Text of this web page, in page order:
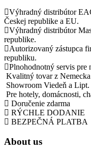
Výhradný distribútor
Českej republike a EU.
Výhradný distribútor
republike.
Autorizovaný zástupca
republiku.
Plnohodnotný servis pre
Kvalitný tovar z Nemecka
Showroom Viedeň a
Pre hotely, domácnosti,
Doručenie zdarma
RÝCHLE DODANIE
BEZPEČNÁ PLATBA
About us